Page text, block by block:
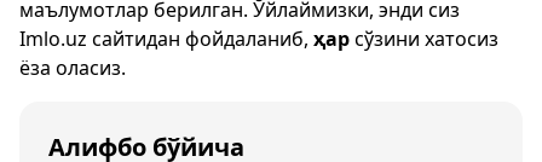
маълумотлар берилган. Ўйлаймизки, энди сиз
Imlo.uz сайтидан фойдаланиб, ҳарсўзини хатосиз
ёза оласиз.
Алифбо бўйича